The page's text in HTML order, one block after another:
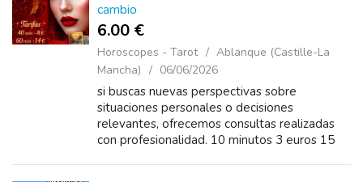
cambio
6.00 €
Horoscopes - Tarot
Ablanque (Castille-La
Mancha)
06/06/2026
si buscas nuevas perspectivas sobre
situaciones personales o decisiones
relevantes, ofrecemos consultas realizadas
con profesionalidad. 10 minutos 3 euros 15